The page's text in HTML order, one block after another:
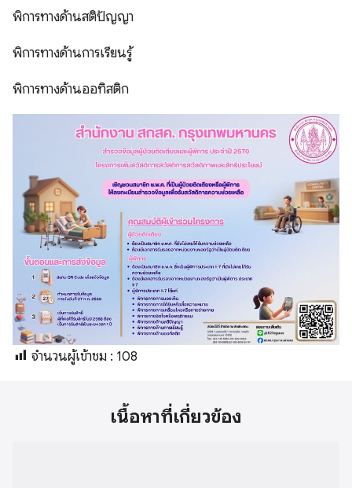
พิการทางด้านสติปัญญา
พิการทางด้านการเรียนรู้
พิการทางด้านออทิสติก
จำนวนผู้เข้าชม : 108
เนื้อหาที่เกี่ยวข้อง